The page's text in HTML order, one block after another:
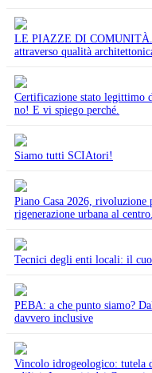
LE PIAZZE DI COMUNITÀ.
attraverso qualità
Certificazione stato legittimo
no! E vi spiego perché.
Siamo tutti SCIAtori!
Piano Casa 2026,
rigenerazione urbana al
Tecnici degli enti locali: il
PEBA: a che punto siamo?
davvero inclusive
Vincolo idrogeologico: tutela